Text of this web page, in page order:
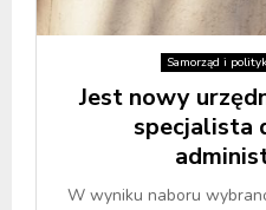
Samorząd i
Jest nowy
specjalista
W wyniku naboru